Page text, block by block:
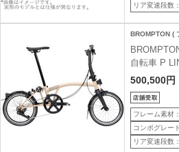
リア変速段数
BROMPTON (
自転車 P
速 LOW ラ
適正身長
500,500円
フレーム素材
コンポグレー
リア変速段数